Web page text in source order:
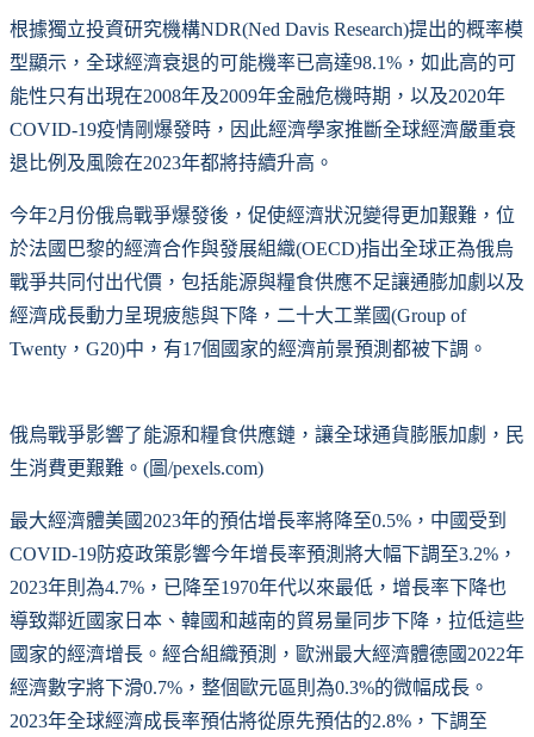
根據獨立投資研究機構NDR(Ned Davis Research)提出的概率模
型顯示，全球經濟衰退的可能機率已高達98.1%，如此高的可
能性只有出現在2008年及2009年金融危機時期，以及2020年
COVID-19疫情剛爆發時，因此經濟學家推斷全球經濟嚴重衰
退比例及風險在2023年都將持續升高。
今年2月份俄烏戰爭爆發後，促使經濟狀況變得更加艱難，位
於法國巴黎的經濟合作與發展組織(OECD)指出全球正為俄烏
戰爭共同付出代價，包括能源與糧食供應不足讓通膨加劇以及
經濟成長動力呈現疲態與下降，二十大工業國(Group of
Twenty，G20)中，有17個國家的經濟前景預測都被下調。
俄烏戰爭影響了能源和糧食供應鏈，讓全球通貨膨脹加劇，民
生消費更艱難。(圖/pexels.com)
最大經濟體美國2023年的預估增長率將降至0.5%，中國受到
COVID-19防疫政策影響今年增長率預測將大幅下調至3.2%，
2023年則為4.7%，已降至1970年代以來最低，增長率下降也
導致鄰近國家日本、韓國和越南的貿易量同步下降，拉低這些
國家的經濟增長。經合組織預測，歐洲最大經濟體德國2022年
經濟數字將下滑0.7%，整個歐元區則為0.3%的微幅成長。
2023年全球經濟成長率預估將從原先預估的2.8%，下調至